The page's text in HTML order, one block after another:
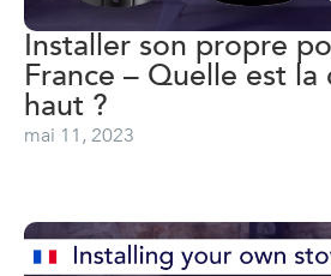
Installer son propre
France – Quelle est
haut ?
mai 11, 2023